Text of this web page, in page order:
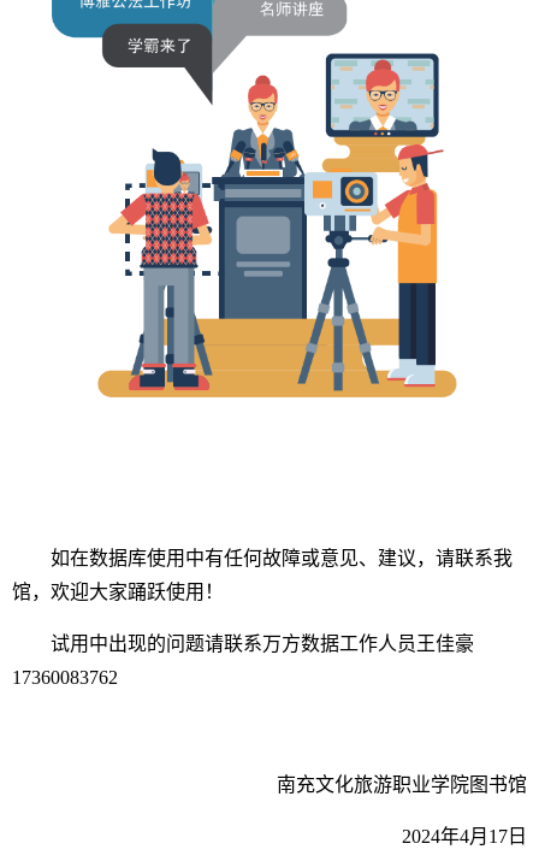
如在数据库使用中有任何故障或意见、建议，请联系我
馆，欢迎大家踊跃使用！
试用中出现的问题请联系万方数据工作人员王佳豪
17360083762
南充文化旅游职业学院图书馆
2024年4月17日